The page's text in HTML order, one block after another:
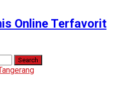
Online Terfavorit